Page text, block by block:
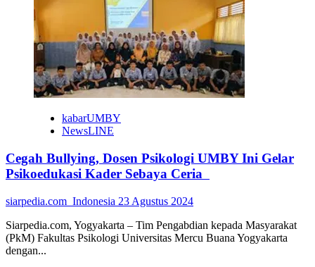
Layanan
Psikologi
UMBY
Tes
Gaya
Belajar
Siswa
SD
Wirobrajan
3
kabarUMBY
NewsLINE
Cegah Bullying, Dosen Psikologi UMBY Ini Gelar
Psikoedukasi Kader Sebaya Ceria
siarpedia.com_Indonesia 23 Agustus 2024
Siarpedia.com, Yogyakarta – Tim Pengabdian kepada Masyarakat
(PkM) Fakultas Psikologi Universitas Mercu Buana Yogyakarta
dengan...